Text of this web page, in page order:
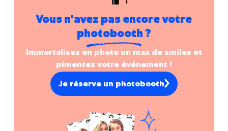
Vous n'avez pas encore votre
photobooth ?
Immortalisez en photo un max de smiles et
pimentez votre événement !
Je réserve un photobooth